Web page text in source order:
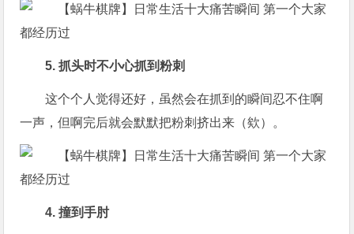
5. 抓头时不小心抓到粉刺
这个个人觉得还好，虽然会在抓到的瞬间忍不住啊
一声，但啊完后就会默默把粉刺挤出来（欸）。
4. 撞到手肘